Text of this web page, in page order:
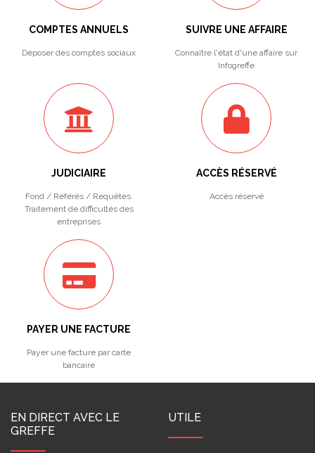
COMPTES ANNUELS
Déposer des comptes sociaux
SUIVRE UNE AFFAIRE
Connaître l'état d'une affaire sur
Infogreffe
JUDICIAIRE
Fond / Référés / Requêtes.
Traitement de difficultés des
entreprises
ACCÈS RÉSERVÉ
Accès réservé
PAYER UNE FACTURE
Payer une facture par carte
bancaire
EN DIRECT AVEC LE
GREFFE
UTILE